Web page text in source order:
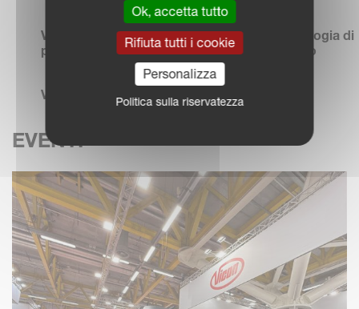
Vicon FastBale Premium - L'innovativa tecnologia di
pressatura non-stop raggiunge un altro livello
Vicon Smart Search
EVENTI
Ok, accetta tutto
Rifiuta tutti i cookie
Personalizza
Politica sulla riservatezza